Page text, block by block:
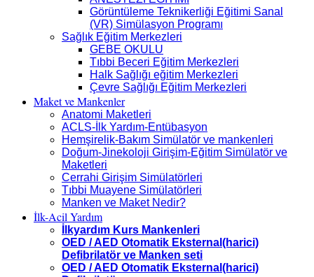
Görüntüleme Teknikerliği Eğitimi Sanal
(VR) Simülasyon Programı
Sağlık Eğitim Merkezleri
GEBE OKULU
Tıbbi Beceri Eğitim Merkezleri
Halk Sağlığı eğitim Merkezleri
Çevre Sağlığı Eğitim Merkezleri
Maket ve Mankenler
Anatomi Maketleri
ACLS-İlk Yardım-Entübasyon
Hemşirelik-Bakım Simülatör ve mankenleri
Doğum-Jinekoloji Girişim-Eğitim Simülatör ve
Maketleri
Cerrahi Girişim Simülatörleri
Tıbbi Muayene Simülatörleri
Manken ve Maket Nedir?
İlk-Acil Yardım
İlkyardım Kurs Mankenleri
OED / AED Otomatik Eksternal(harici)
Defibrilatör ve Manken seti
OED / AED Otomatik Eksternal(harici)